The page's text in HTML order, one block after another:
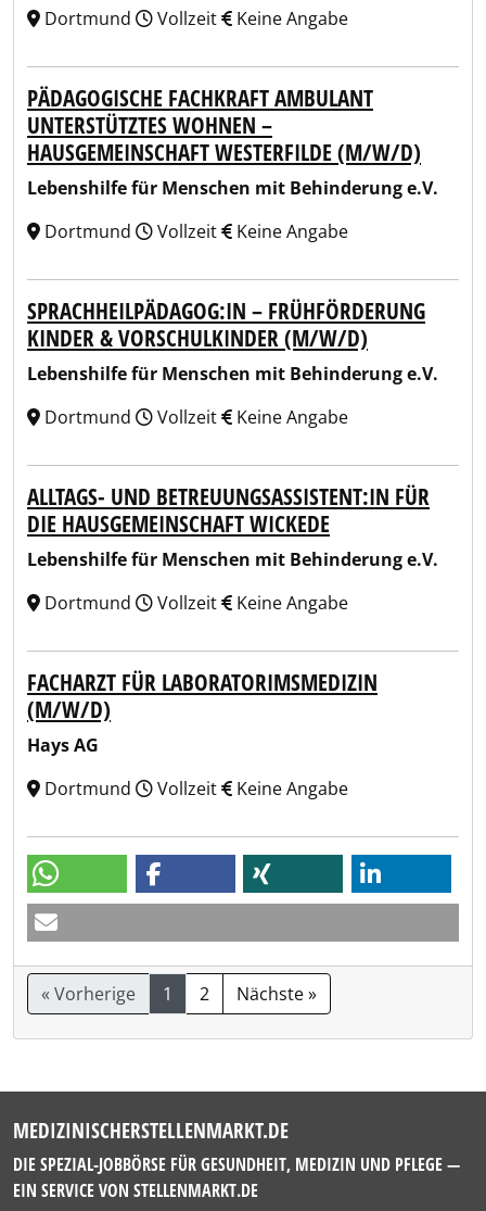
Dortmund
Vollzeit Keine Angabe
PÄDAGOGISCHE FACHKRAFT AMBULANT
UNTERSTÜTZTES WOHNEN –
HAUSGEMEINSCHAFT WESTERFILDE (M/W/D)
Lebenshilfe für Menschen mit Behinderung e.V.
Dortmund
Vollzeit Keine Angabe
SPRACHHEILPÄDAGOG:IN – FRÜHFÖRDERUNG
KINDER & VORSCHULKINDER (M/W/D)
Lebenshilfe für Menschen mit Behinderung e.V.
Dortmund
Vollzeit Keine Angabe
ALLTAGS- UND BETREUUNGSASSISTENT:IN FÜR
DIE HAUSGEMEINSCHAFT WICKEDE
Lebenshilfe für Menschen mit Behinderung e.V.
Dortmund
Vollzeit Keine Angabe
FACHARZT FÜR LABORATORIMSMEDIZIN
(M/W/D)
Hays AG
Dortmund
Vollzeit Keine Angabe
« Vorherige 1 2 Nächste »
MEDIZINISCHERSTELLENMARKT.DE
DIE SPEZIAL-JOBBÖRSE FÜR GESUNDHEIT, MEDIZIN UND PFLEGE —
EIN SERVICE VON STELLENMARKT.DE